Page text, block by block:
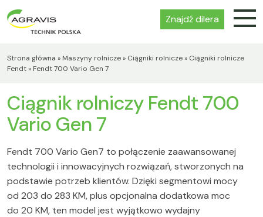
Znajdź dilera
Strona główna » Maszyny rolnicze» Ciągniki rolnicze» Ciągniki rolnicze
Fendt» Fendt 700 Vario Gen 7
Ciągnik rolniczy Fendt 700
Vario Gen 7
Fendt 700 Vario Gen7 to połączenie zaawansowanej
technologii i innowacyjnych rozwiązań, stworzonych na
podstawie potrzeb klientów. Dzięki segmentowi mocy
od 203 do 283 KM, plus opcjonalna dodatkowa moc
do 20 KM, ten model jest wyjątkowo wydajny